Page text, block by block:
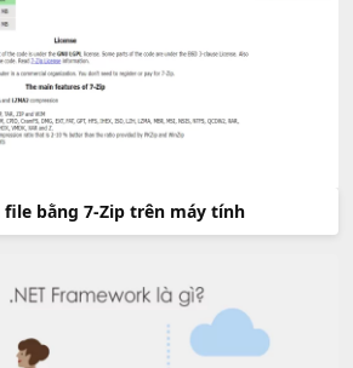
file bằng 7-Zip trên máy tính